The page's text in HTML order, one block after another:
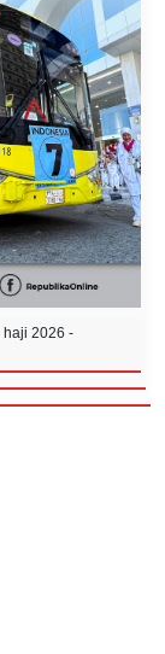
haji 2026 -